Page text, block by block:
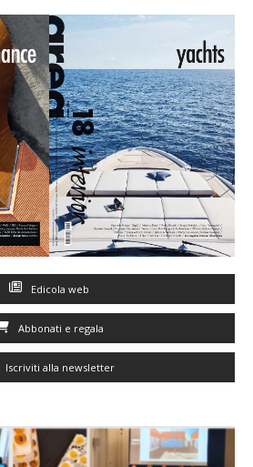
Edicola web
Abbonati e regala
Iscriviti alla newsletter